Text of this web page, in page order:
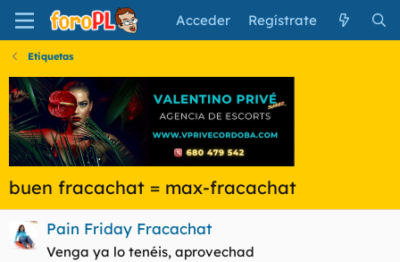
Acceder Regístrate
Etiquetas
buen fracachat = max-fracachat
Pain Friday Fracachat
Venga ya lo tenéis, aprovechad